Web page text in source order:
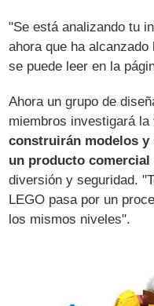
"Se está analizando tu
ahora que ha
se puede leer en la
Ahora un grupo de
miembros investigará
construirán modelos
un producto comercial
diversión y seguridad.
LEGO pasa por un
los mismos niveles".